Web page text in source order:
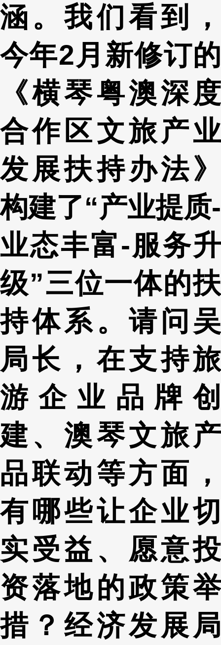
涵。我们看到，
今年2月新修订的
《横琴粤澳深度
合作区文旅产业
发展扶持办法》
构建了“产业提质-
业态丰富-服务升
级”三位一体的扶
持体系。请问吴
局长，在支持旅
游企业品牌创
建、澳琴文旅产
品联动等方面，
有哪些让企业切
实受益、愿意投
资落地的政策举
措？经济发展局